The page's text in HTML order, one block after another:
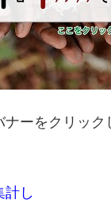
ーをクリック
計し